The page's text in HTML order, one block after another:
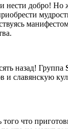
добро! Но
назад! Группа
и славянскую
что